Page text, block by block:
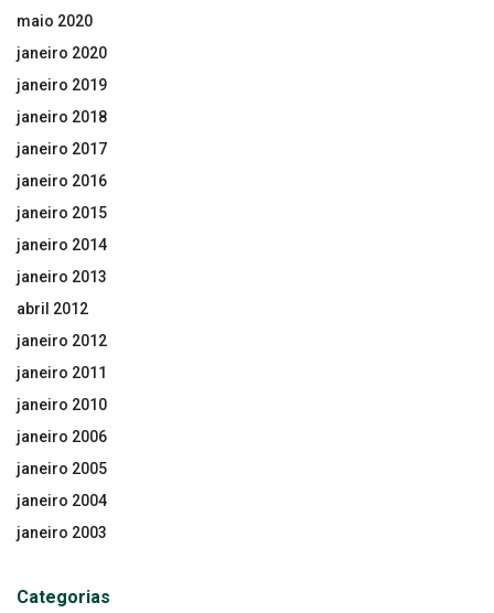
maio 2020
janeiro 2020
janeiro 2019
janeiro 2018
janeiro 2017
janeiro 2016
janeiro 2015
janeiro 2014
janeiro 2013
abril 2012
janeiro 2012
janeiro 2011
janeiro 2010
janeiro 2006
janeiro 2005
janeiro 2004
janeiro 2003
Categorias